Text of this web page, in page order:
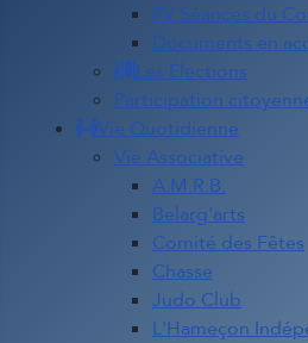
PV Séances du
Documents en
Les Élections
Participation
Vie Quotidienne
Vie Associative
A.M.R.B.
Belarg'arts
Comité des Fêtes
Chasse
Judo Club
L'Hameçon